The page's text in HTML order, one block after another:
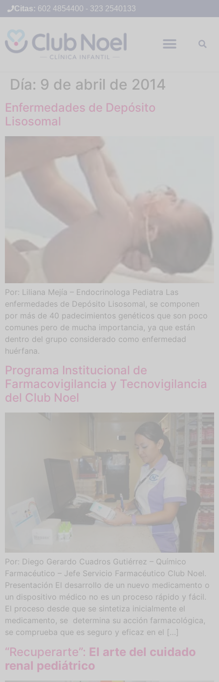
Citas: 602 4854400 - 323 2540133
Día: 9 de abril de 2014
Enfermedades de Depósito
Lisosomal
Por: Liliana Mejía – Endocrinologa Pediatra Las
enfermedades de Depósito Lisosomal, se componen
por más de 40 padecimientos genéticos que son poco
comunes pero de mucha importancia, ya que están
dentro del grupo considerado como enfermedad
huérfana.
Programa Institucional de
Farmacovigilancia y Tecnovigilancia
del Club Noel
Por: Diego Gerardo Cuadros Gutiérrez – Químico
Farmacéutico – Jefe Servicio Farmacéutico Club Noel.
Presentación El desarrollo de un nuevo medicamento o
un dispositivo médico no es un proceso rápido y fácil.
El proceso desde que se sintetiza inicialmente el
medicamento, se determina su acción farmacológica,
se comprueba que es seguro y eficaz en el […]
“Recuperarte”: El arte del cuidado
renal pediátrico